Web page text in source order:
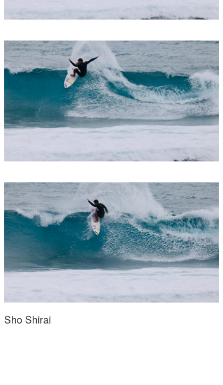
Sho Shirai